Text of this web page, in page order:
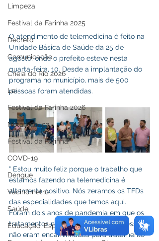
Limpeza
Festival da Farinha 2025
Decreto
Comunicação
Cheia do Rio 2026
Lei
Festival da Farinha 2026
Nota Pública
Festival da Farinha
COVD-19
Dengue
Vacinômetro
Saúde
Educação, Esporte e Lazer
O atendimento de telemedicina é feito na
Unidade Básica de Saúde da 25 de
agosto, onde o prefeito esteve nesta
quarta-feira, 10. Desde a implantação do
programa no município, mais de 500
pessoas foram atendidas.
" Estou muito feliz porque o trabalho que
estamos fazendo na telemedicina é
altamente positivo. Nós zeramos os TFDs
das especialidades que temos aqui.
Foram dois anos de pandemia em que os
tratamentos não foram feitos e as pessoas
não eram encaminhadas para tratamento